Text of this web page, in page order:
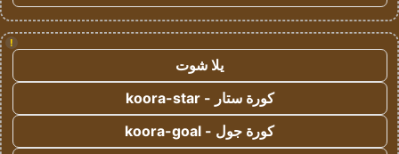
!
يلا شوت
كورة ستار - koora-star
كورة جول - koora-goal